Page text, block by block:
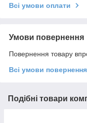
Всі умови оплати
Умови повернення
Повернення товару
Всі умови повернення
Подібні товари